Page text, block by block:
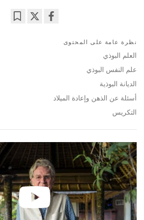
نظرة عامة على المحتوى
العلم البوذي
علم النفس البوذي
الديانة البوذية
أسئلة عن الذهن وإعادة الميلاد
التكريس